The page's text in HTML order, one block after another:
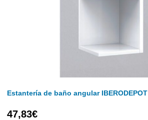
Estantería de baño angular IBERODEPOT
47,83€